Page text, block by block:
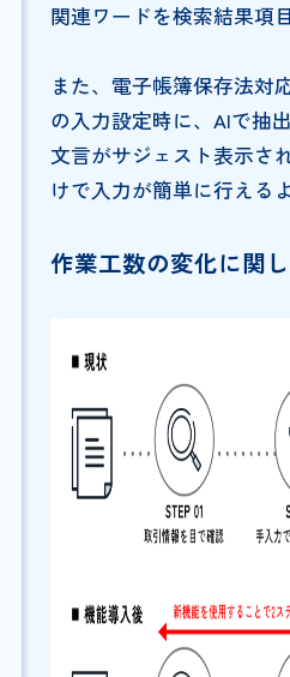
関連ワードを検索結果項
また、電子帳簿保存法対
の入力設定時に、AIで抽
文言がサジェスト表示さ
けで入力が簡単に行える
作業工数の変化に関